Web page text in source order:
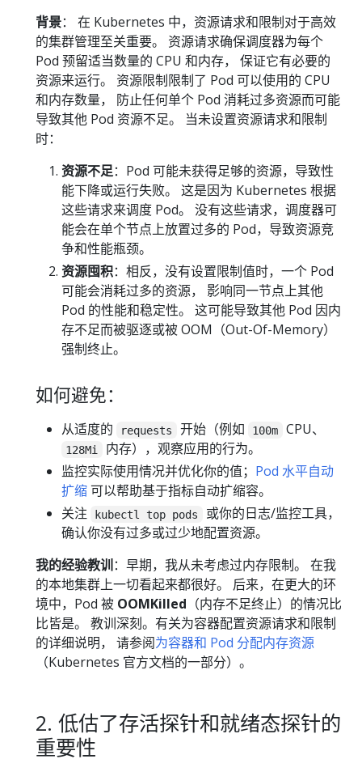
背景： 在 Kubernetes 中，资源请求和限制对于高效
的集群管理至关重要。 资源请求确保调度器为每个
Pod 预留适当数量的 CPU 和内存， 保证它有必要的
资源来运行。 资源限制限制了 Pod 可以使用的 CPU
和内存数量， 防止任何单个 Pod 消耗过多资源而可能
导致其他 Pod 资源不足。 当未设置资源请求和限制
时：
资源不足：Pod 可能未获得足够的资源，导致性
能下降或运行失败。 这是因为 Kubernetes 根据
这些请求来调度 Pod。 没有这些请求，调度器可
能会在单个节点上放置过多的 Pod，导致资源竞
争和性能瓶颈。
资源囤积：相反，没有设置限制值时，一个 Pod
可能会消耗过多的资源， 影响同一节点上其他
Pod 的性能和稳定性。 这可能导致其他 Pod 因内
存不足而被驱逐或被 OOM（Out-Of-Memory）
强制终止。
如何避免：
从适度的 requests 开始（例如 100m CPU、
128Mi
内存），观察应用的行为。
监控实际使用情况并优化你的值； Pod 水平自动
扩缩可以帮助基于指标自动扩缩容。
关注
kubectl top pods
或你的日志/监控工具，
确认你没有过多或过少地配置资源。
我的经验教训 ：早期，我从未考虑过内存限制。 在我
的本地集群上一切看起来都很好。 后来，在更大的环
境中，Pod 被 OOMKilled （内存不足终止）的情况比
比皆是。 教训深刻。有关为容器配置资源请求和限制
的详细说明， 请参阅为容器和 Pod 分配内存资源
（Kubernetes 官方文档的一部分）。
2. 低估了存活探针和就绪态探针的
重要性